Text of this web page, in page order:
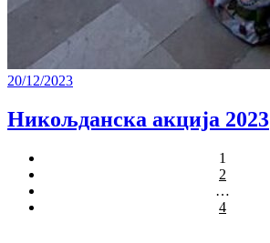
20/12/2023
Никољданска акција 2023
1
2
…
4